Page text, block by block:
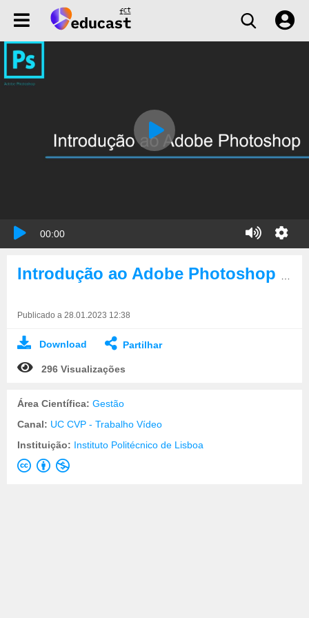
00:00
Publicado a 28.01.2023 12:38
Download Partilhar
296 Visualizações
Área Científica: Gestão
Canal: UC CVP - Trabalho Vídeo
Instituição: Instituto Politécnico de Lisboa